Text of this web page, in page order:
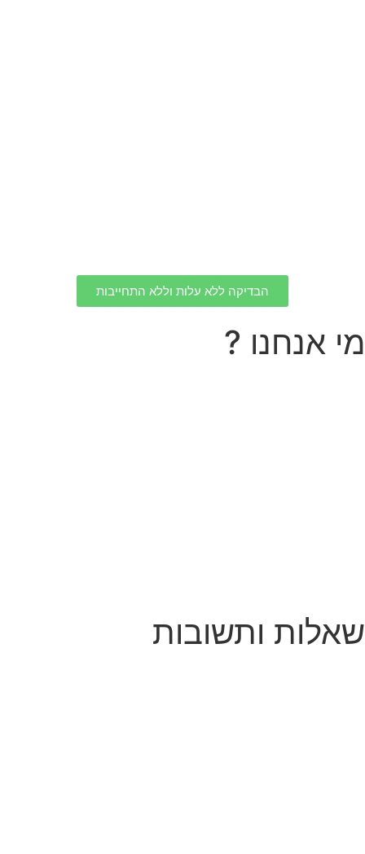
הבדיקה ללא עלות וללא התחייבות
מי אנחנו ?
שאלות ותשובות